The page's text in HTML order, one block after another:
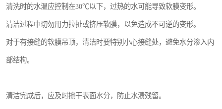
清洗时的水温应控制在30℃以下，过热的水可能导致软膜变形。
清洁过程中切勿用力拉扯或挤压软膜，以免造成不可逆的变形。
对于有接缝的软膜吊顶，清洁时要特别小心接缝处，避免水分渗入内
部结构。
清洁完成后，应及时擦干表面水分，防止水渍残留。